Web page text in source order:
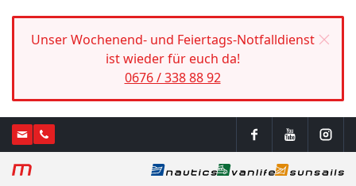
Unser Wochenend- und Feiertags-Notfalldienst
ist wieder für euch da!
0676 / 338 88 92